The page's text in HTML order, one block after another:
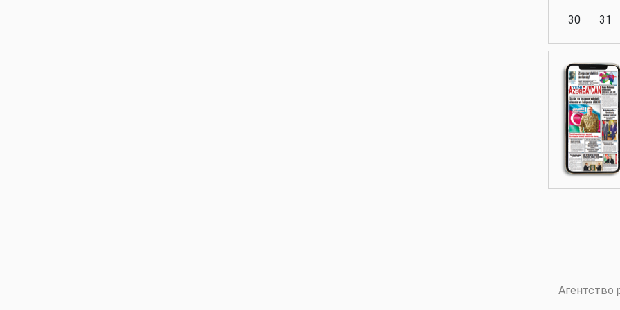
Аналитика
Аналитика
30
31
Агентство